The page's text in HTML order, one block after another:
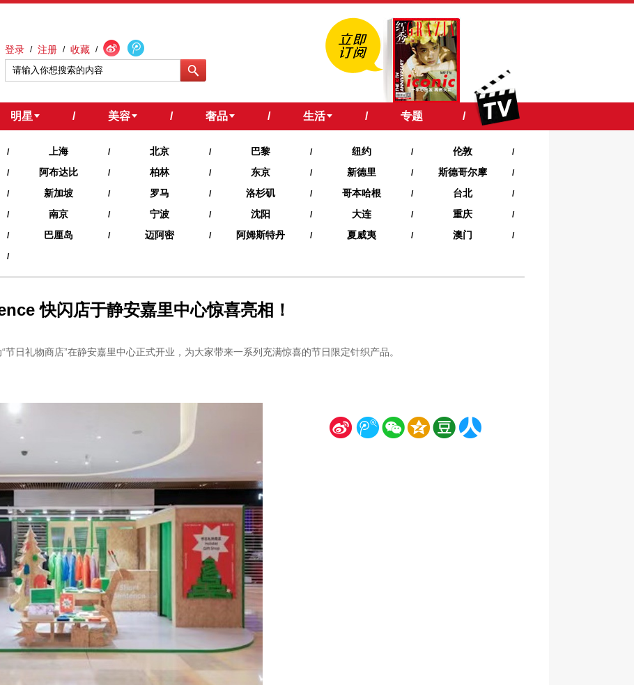
登录 / 注册 / 收藏 /
明星 / 美容 / 奢品 / 生活 / 专题 /
/ 上海 / 北京 / 巴黎 / 纽约 / 伦敦 /
/ 阿布达比 / 柏林 / 东京 / 新德里 / 斯德哥尔摩 /
/ 新加坡 / 罗马 / 洛杉矶 / 哥本哈根 / 台北 /
/ 南京 / 宁波 / 沈阳 / 大连 / 重庆 /
/ 巴厘岛 / 迈阿密 / 阿姆斯特丹 / 夏威夷‍ / 澳门 /
/
快闪店于静安嘉里中心惊喜亮相！
日礼物商店”在静安嘉里中心正式开业，为大家带来一系列充满惊喜的节日限定针织产品。
新 腾 微 空 豆